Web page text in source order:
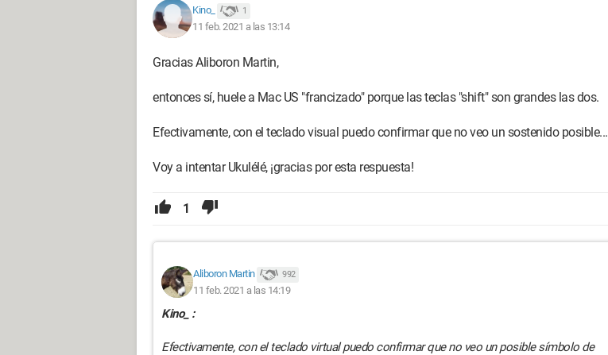
Kino_ 1
11 feb. 2021 a las 13:14
Gracias Aliboron Martin,
entonces sí, huele a Mac US "francizado" porque las teclas "shift" son grandes las dos.
Efectivamente, con el teclado visual puedo confirmar que no veo un sostenido posible...
Voy a intentar Ukulélé, ¡gracias por esta respuesta!
1
Aliboron Martin 992
11 feb. 2021 a las 14:19
Kino_ :
Efectivamente, con el teclado virtual puedo confirmar que no veo un posible símbolo de